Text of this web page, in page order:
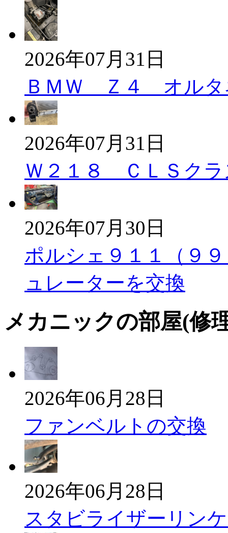
2026年07月31日
ＢＭＷ Ｚ４ オルタ
2026年07月31日
Ｗ２１８ ＣＬＳク
2026年07月30日
ポルシェ９１１（９
ュレーターを交換
メカニックの部屋(
2026年06月28日
ファンベルトの交換
2026年06月28日
スタビライザーリン